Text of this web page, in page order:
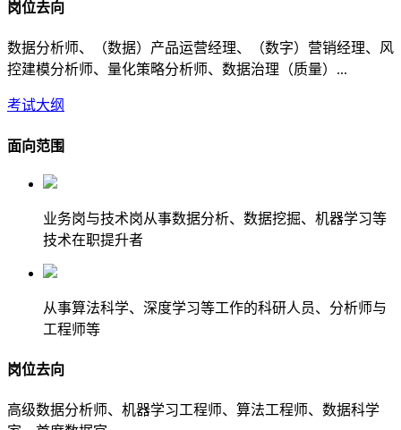
岗位去向
数据分析师、（数据）产品运营经理、（数字）营销经理、风
控建模分析师、量化策略分析师、数据治理（质量）...
考试大纲
面向范围
业务岗与技术岗从事数据分析、数据挖掘、机器学习等
技术在职提升者
从事算法科学、深度学习等工作的科研人员、分析师与
工程师等
岗位去向
高级数据分析师、机器学习工程师、算法工程师、数据科学